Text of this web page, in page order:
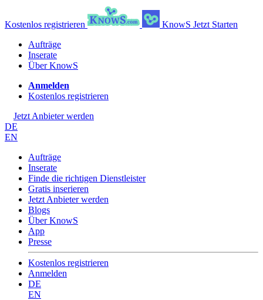
Kostenlos registrieren KnowS Jetzt Starten
Aufträge
Inserate
Über KnowS
Anmelden
Kostenlos registrieren
Jetzt Anbieter werden
DE
EN
Aufträge
Inserate
Finde die richtigen Dienstleister
Gratis inserieren
Jetzt Anbieter werden
Blogs
Über KnowS
App
Presse
Kostenlos registrieren
Anmelden
DE
EN